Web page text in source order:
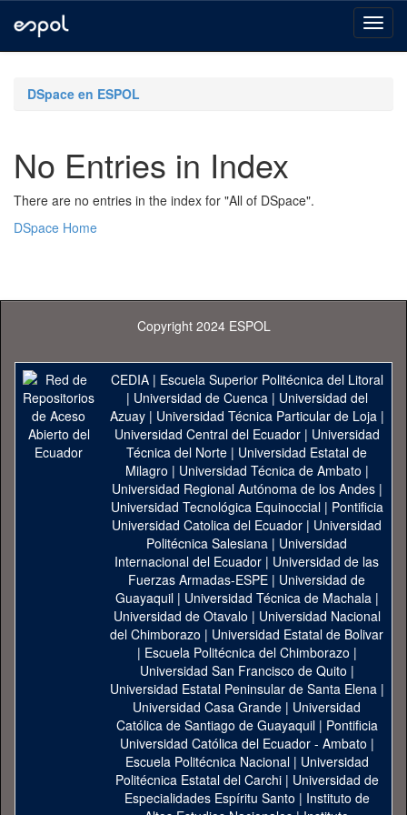
navigationDSpace en ESPOL
No Entries in Index
There are no entries in the index for "All of DSpace".
DSpace Home
Copyright 2024 ESPOL
CEDIA| Escuela Superior Politécnica del Litoral
| Universidad de Cuenca| Universidad del
Azuay| Universidad Técnica Particular de Loja|
Universidad Central del Ecuador| Universidad
Técnica del Norte | Universidad Estatal de
Milagro | Universidad Técnica de Ambato |
Universidad Regional Autónoma de los Andes|
Universidad Tecnológica Equinoccial| Pontificia
Universidad Catolica del Ecuador | Universidad
Politécnica Salesiana | Universidad
Internacional del Ecuador | Universidad de las
Fuerzas Armadas-ESPE | Universidad de
Guayaquil| Universidad Técnica de Machala|
Universidad de Otavalo | Universidad Nacional
del Chimborazo | Universidad Estatal de Bolivar
| Escuela Politécnica del Chimborazo |
Universidad San Francisco de Quito |
Universidad Estatal Peninsular de Santa Elena|
Universidad Casa Grande | Universidad
Católica de Santiago de Guayaquil| Pontificia
Universidad Católica del Ecuador - Ambato |
Escuela Politécnica Nacional| Universidad
Politécnica Estatal del Carchi| Universidad de
Especialidades Espíritu Santo | Instituto de